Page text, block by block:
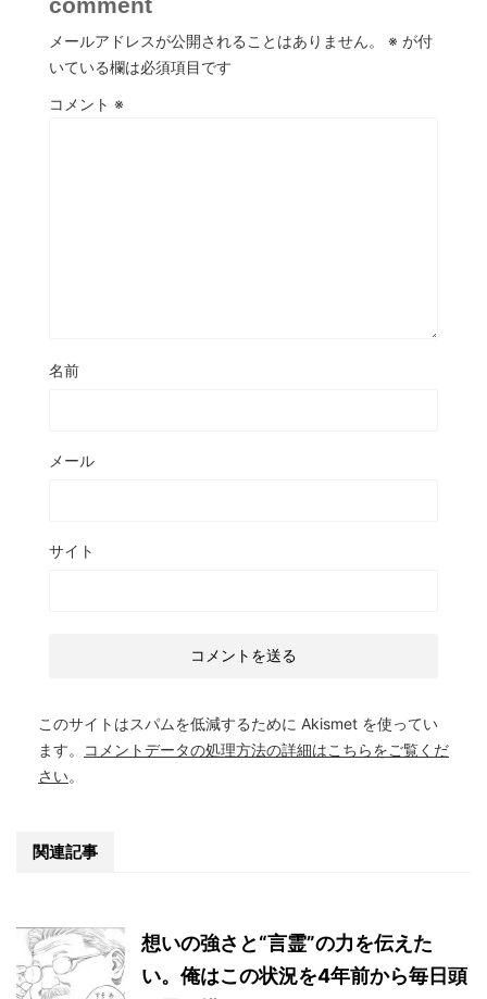
メールアドレスが公開されることはありません。 ※ が付
いている欄は必須項目です
コメント ※
名前
メール
サイト
このサイトはスパムを低減するために Akismet を使ってい
ます。
コメントデータの処理方法の詳細はこちらをご覧くだ
さい。
関連記事
想いの強さと“言霊”の力を伝えた
い。俺はこの状況を4年前から毎日頭